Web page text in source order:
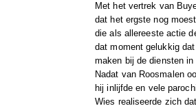
Met het vertrek van
dat het ergste nog
die als allereeste actie
dat moment gelukkig
maken bij de diensten
Nadat van Roosmalen
hij inlijfde en vele
Wies realiseerde zich